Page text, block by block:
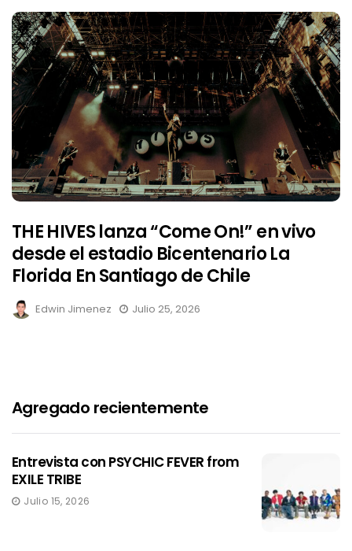
THE HIVES lanza “Come On!” en vivo
desde el estadio Bicentenario La
Florida En Santiago de Chile
Edwin Jimenez Julio 25, 2026
Agregado recientemente
Entrevista con PSYCHIC FEVER from
EXILE TRIBE
Julio 15, 2026